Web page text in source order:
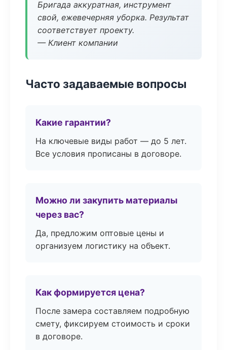
Бригада аккуратная, инструмент
свой, ежевечерняя уборка. Результат
соответствует проекту.
— Клиент компании
Часто задаваемые вопросы
Какие гарантии?
На ключевые виды работ — до 5 лет.
Все условия прописаны в договоре.
Можно ли закупить материалы
через вас?
Да, предложим оптовые цены и
организуем логистику на объект.
Как формируется цена?
После замера составляем подробную
смету, фиксируем стоимость и сроки
в договоре.